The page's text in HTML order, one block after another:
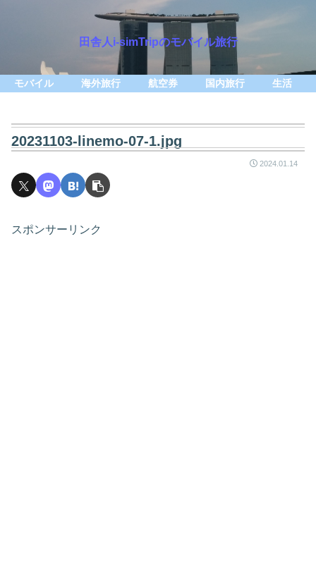
田舎人i-simTripのモバイル旅行
モバイル 海外旅行 航空券 国内旅行 生活
20231103-linemo-07-1.jpg
2024.01.14
スポンサーリンク